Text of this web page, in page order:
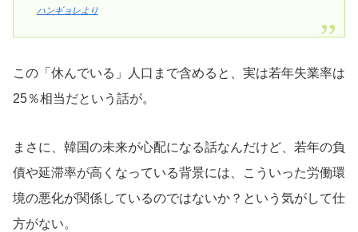
ハンギョレより
この「休んでいる」人口まで含めると、実は若年失業率は
25％相当だという話が。
まさに、韓国の未来が心配になる話なんだけど、若年の負
債や延滞率が高くなっている背景には、こういった労働環
境の悪化が関係しているのではないか？という気がして仕
方がない。